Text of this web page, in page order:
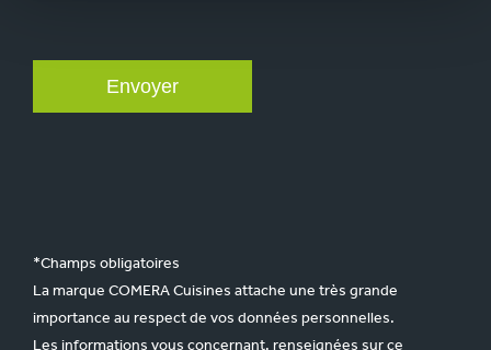
*Champs obligatoires
La marque COMERA Cuisines attache une très grande
importance au respect de vos données personnelles.
Les informations vous concernant, renseignées sur ce